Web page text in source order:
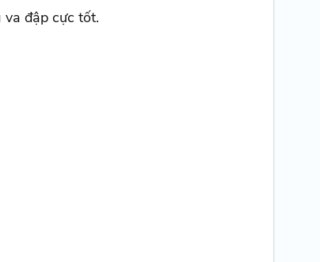
va đập cực tốt.